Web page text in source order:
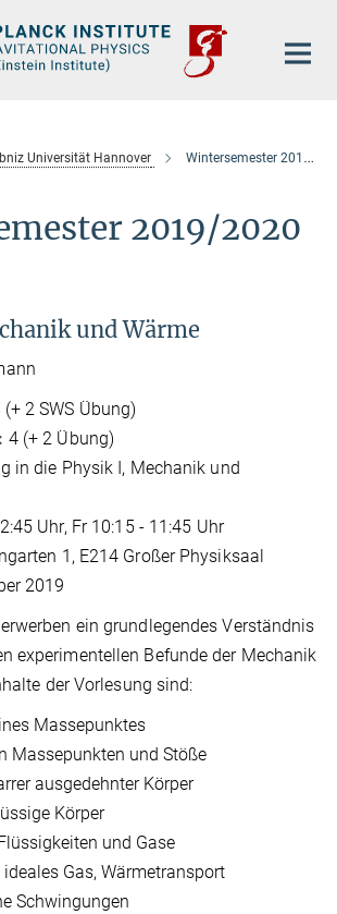
Universität Hannover Wintersemester 2019/2020
2019/2020
und Wärme
2 SWS Übung)
4 (+ 2 Übung)
in die Physik I, Mechanik und
Uhr, Fr 10:15 - 11:45 Uhr
1, E214 Großer Physiksaal
2019
ein grundlegendes Verständnis
experimentellen Befunde der Mechanik
der Vorlesung sind:
Massepunktes
Massepunkten und Stöße
ausgedehnter Körper
Körper
und Gase
ideales Gas, Wärmetransport
Schwingungen